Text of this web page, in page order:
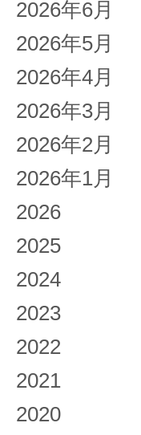
2026年6月
2026年5月
2026年4月
2026年3月
2026年2月
2026年1月
2026
2025
2024
2023
2022
2021
2020